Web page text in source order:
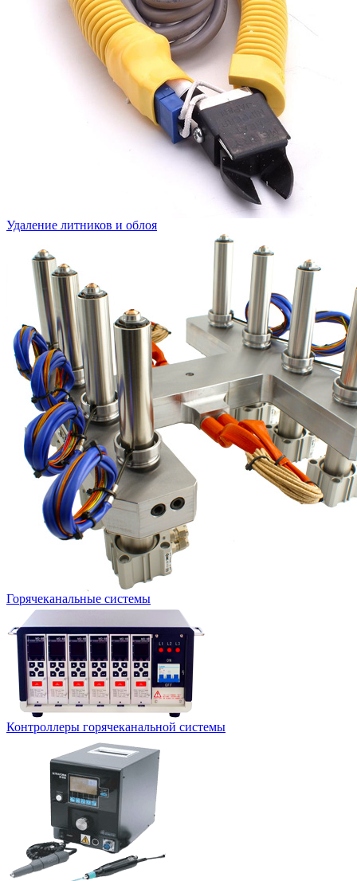
Удаление литников и облоя
Горячеканальные системы
Контроллеры горячеканальной системы